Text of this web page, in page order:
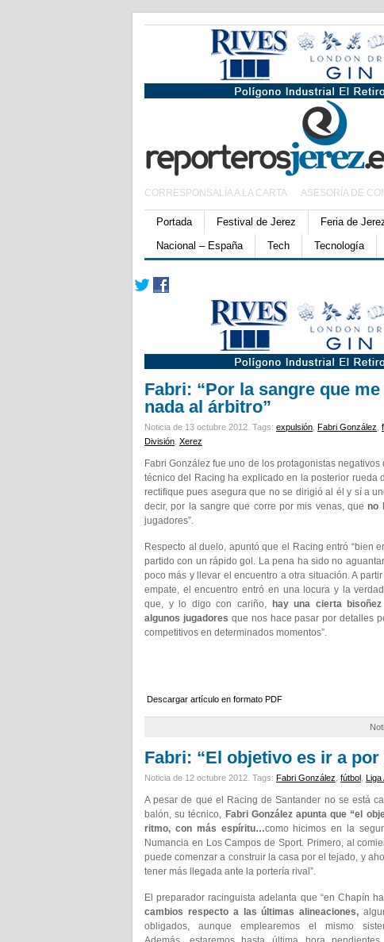
CORRESPONSALÍA A LA CARTA ASESORÍA DE
Portada Festival de Jerez Feria de
Nacional – España
Tech Tecnología
Fabri: “Por la sangre que
nada al árbitro”
Noticia de 13 octubre 2012. Tags: expulsión Fabri González
División Xerez
Fabri González fue uno de los protagonistas negativos
técnico del Racing ha explicado en la posterior
rectifique pues asegura que no se dirigió al él y sí a
decir, por la sangre que corre por mis venas, queno
jugadores”.
Respecto al duelo, apuntó que el Racing entró “bien
partido con un rápido gol. La pena ha sido no
poco más y llevar el encuentro a otra situación. A partir
empate, el encuentro entró en una locura y la
que, y lo digo con cariño,
hay una cierta
algunos jugadores que nos hace pasar por detalles
competitivos en determinados momentos”.
Descargar artículo en formato PDF
Fabri: “El objetivo es ir a
Noticia de 12 octubre 2012. Tags: Fabri González fútbol Liga
A pesar de que el Racing de Santander no se está
balón, su técnico, Fabri González apunta que “el
ritmo, con más espíritu…como hicimos en la
Numancia en Los Campos de Sport. Primero, al
puede comenzar a construir la casa por el tejado, y
tener más llegada ante la portería rival”.
El preparador racinguista adelanta que “en Chapín
cambios respecto a las últimas alineaciones,
obligados, aunque emplearemos el mismo